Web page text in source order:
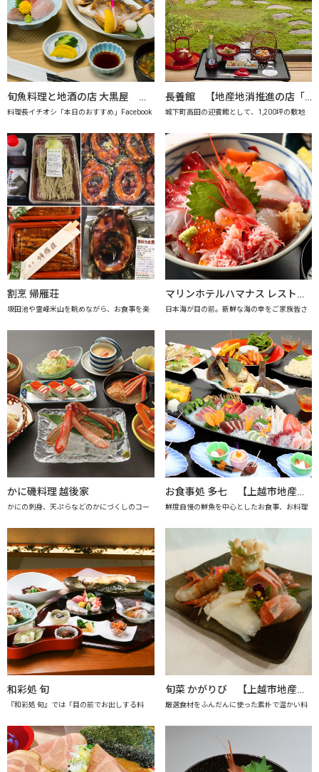
旬魚料理と地酒の店 大黒屋 【地産地消推進の店「プレミアム認定店」】
料理長イチオシ「本日のおすすめ」Facebook
長養館 【地産地消推進の店「プレミアム認定店」】
城下町高田の迎賓館として、1,200坪の敷地
割烹 帰雁荘
坂田池や霊峰米山を眺めながら、お食事を楽
マリンホテルハマナス レストラン海月【地産地消推進の店「プレミアム認定店」】
日本海が目の前。新鮮な海の幸をご家族皆さ
かに磯料理 越後家
かにの刺身、天ぷらなどのかにづくしのコー
お食事処 多七 【上越市地産地消推進の店認定店】
鮮度自慢の鮮魚を中心としたお食事、お料理
和彩処 旬
『和彩処 旬』では「目の前でお出しする料
旬菜 かがりび 【上越市地産地消推進の店認定店】
厳選食材をふんだんに使った素朴で温かい料